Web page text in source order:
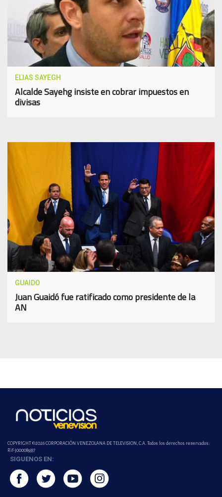
ELIAS SAYEGH
Alcalde Sayehg insiste en cobrar impuestos en
divisas
GUAIDO
Juan Guaidó fue ratificado como presidente de la
AN
COPYRIGHT ©2026 CORPORACIÓN VENEZOLANA DE TELEVISION, C.A. Todos los derechos reservados.
Rif-j000089337
SIGUENOS EN: